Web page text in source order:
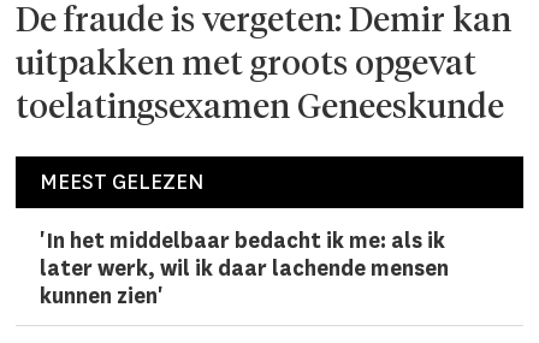
De fraude is vergeten: Demir kan
uitpakken met groots opgevat
toelatingsexamen Geneeskunde
MEEST GELEZEN
'In het middelbaar bedacht ik me: als ik
later werk, wil ik daar lachen­de mensen
kunnen zien'